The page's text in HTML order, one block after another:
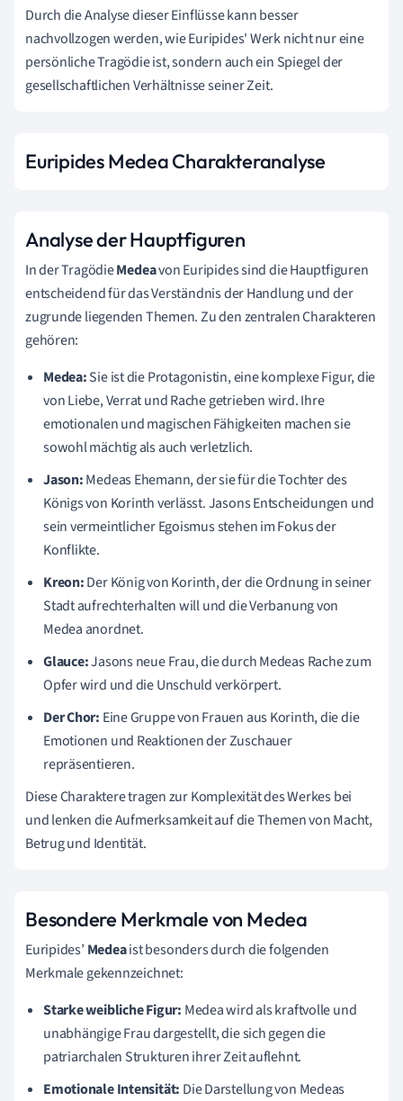
Durch die Analyse dieser Einflüsse kann besser
nachvollzogen werden, wie Euripides' Werk nicht nur eine
persönliche Tragödie ist, sondern auch ein Spiegel der
gesellschaftlichen Verhältnisse seiner Zeit.
Euripides Medea Charakteranalyse
Analyse der Hauptfiguren
In der TragödieMedeavon Euripides sind die Hauptfiguren
entscheidend für das Verständnis der Handlung und der
zugrunde liegenden Themen. Zu den zentralen Charakteren
gehören:
Medea:Sie ist die Protagonistin, eine komplexe Figur, die
von Liebe, Verrat und Rache getrieben wird. Ihre
emotionalen und magischen Fähigkeiten machen sie
sowohl mächtig als auch verletzlich.
Jason:Medeas Ehemann, der sie für die Tochter des
Königs von Korinth verlässt. Jasons Entscheidungen und
sein vermeintlicher Egoismus stehen im Fokus der
Konflikte.
Kreon:Der König von Korinth, der die Ordnung in seiner
Stadt aufrechterhalten will und die Verbanung von
Medea anordnet.
Glauce:Jasons neue Frau, die durch Medeas Rache zum
Opfer wird und die Unschuld verkörpert.
Der Chor: Eine Gruppe von Frauen aus Korinth, die die
Emotionen und Reaktionen der Zuschauer
repräsentieren.
Diese Charaktere tragen zur Komplexität des Werkes bei
und lenken die Aufmerksamkeit auf die Themen von Macht,
Betrug und Identität.
Besondere Merkmale von Medea
Euripides’ Medeaist besonders durch die folgenden
Merkmale gekennzeichnet:
Starke weibliche Figur: Medea wird als kraftvolle und
unabhängige Frau dargestellt, die sich gegen die
patriarchalen Strukturen ihrer Zeit auflehnt.
Emotionale Intensität: Die Darstellung von Medeas